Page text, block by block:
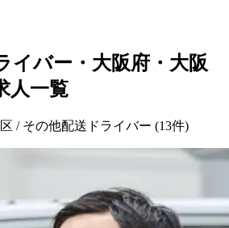
イバー・大阪府・大阪
人一覧
/ その他配送ドライバー (13件)